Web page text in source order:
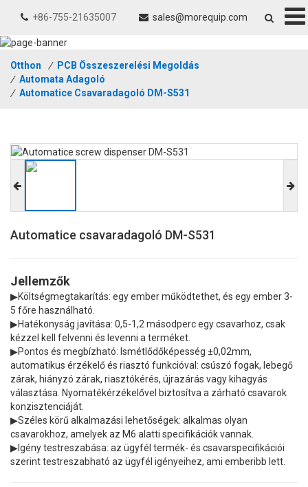
+86-755-21635007 sales@morequip.com
Otthon /
PCB Összeszerelési Megoldás
/ Automata Adagoló
/ Automatice Csavaradagoló DM-S531
Automatice csavaradagoló DM-S531
Jellemzők
▶Költségmegtakarítás: egy ember működtethet, és egy ember 3-
5 főre használható.
▶Hatékonyság javítása: 0,5-1,2 másodperc egy csavarhoz, csak
kézzel kell felvenni és levenni a terméket.
▶Pontos és megbízható: Ismétlődőképesség ±0,02mm,
automatikus érzékelő és riasztó funkcióval: csúszó fogak, lebegő
zárak, hiányzó zárak, riasztókérés, újrazárás vagy kihagyás
választása. Nyomatékérzékelővel biztosítva a zárható csavarok
konzisztenciáját.
▶Széles körű alkalmazási lehetőségek: alkalmas olyan
csavarokhoz, amelyek az M6 alatti specifikációk vannak.
▶Igény testreszabása: az ügyfél termék- és csavarspecifikációi
szerint testreszabható az ügyfél igényeihez, ami emberibb lett.